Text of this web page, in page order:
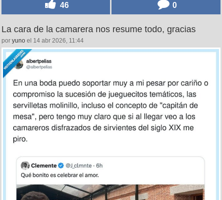
46 0
La cara de la camarera nos resume todo, gracias
por yuno el 14 abr 2026, 11:44